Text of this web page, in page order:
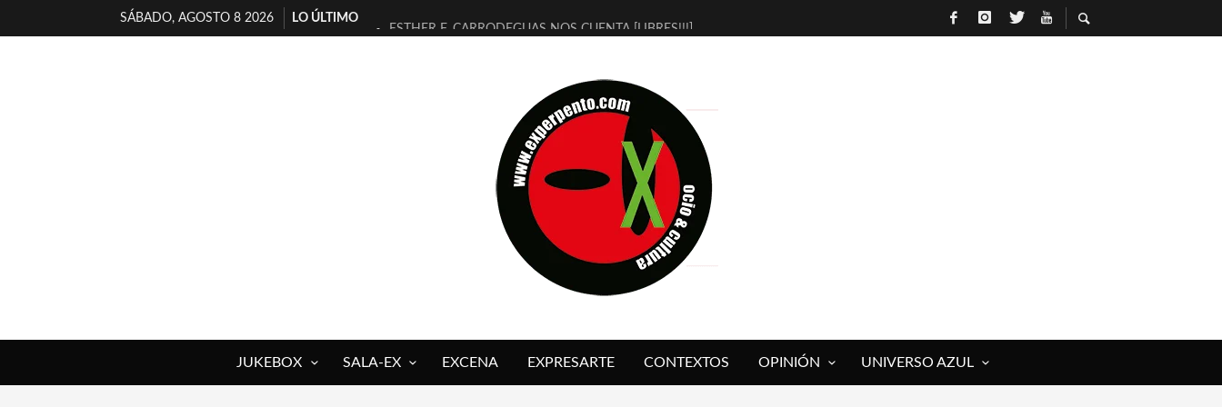
SÁBADO, AGOSTO 8 2026
LO ÚLTIMO
ESTHER F. CARRODEGUAS NOS CUENTA [LIBRES!!!]
[ELECTRA JONDA] DE JUAN GUERRERO ZAMORA
TIMBRE 4, LA ESCUELA DEL DIRECTOR TEATRAL CLAUDIO TOLCACHIR
30 AÑOS (NO ES NADA) DE LA KATARSIS DEL TOMATAZO
MILITARES JUDÍAS EN #EXVITA
D’BALDOMEROS REINVENTAN [BITÁCORA 3.0] EN EXVITA
MARSHALL FLASH PRESENTA EN EXVITA [RELATIVA SENCILLEZ]
JOFRE BARDAGÍ EN EXVITA INTERPRETANDO A SERRAT
JUKEBOX SALA-EX EXCENA EXPRESARTE CONTEXTOS OPINIÓN UNIVERSO AZUL